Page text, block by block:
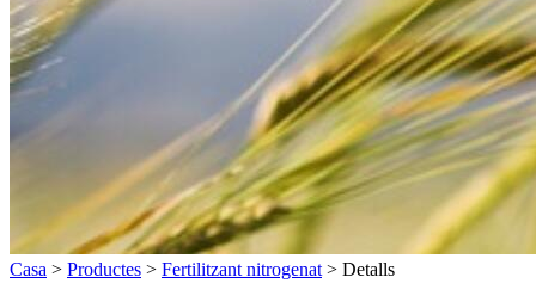
Casa > Productes > Fertilitzant nitrogenat > Detalls